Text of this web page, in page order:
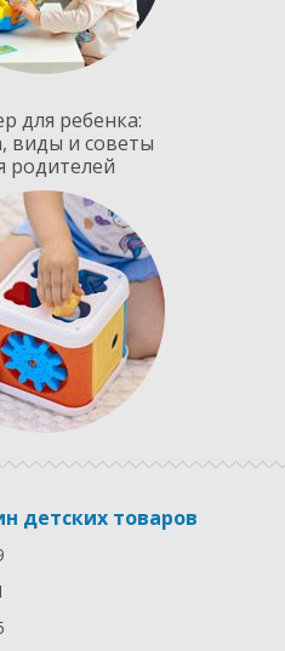
для ребенка:
виды и советы
родителей
детских товаров